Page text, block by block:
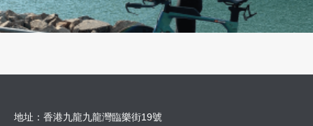
地址：香港九龍九龍灣臨樂街19號